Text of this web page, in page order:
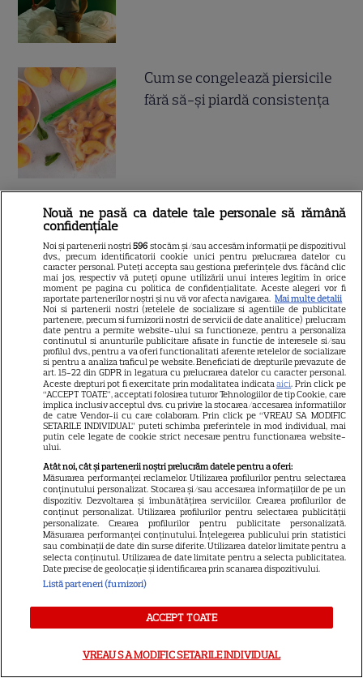
Cum se congelează piersicile
fără să-și piardă consistența
ALTE ARTICOLE
INTERESANTE
HBO
HBO Max, premiere
spectaculoase în august 2026.
„Lanterns”, „După 28 de ani” și
„Sunt un mic ticălos 4” ajung
6
PRIME VIDEO
Premierele Prime Video din
august 2026: „Reacher”
sezonul 4, „Sterling Point” și
noi filme de neratat
DISNEY PLUS
Premiere Disney+ august
Nouă ne pasă ca datele tale personale să rămână
confidențiale
Noi și partenerii noștri596 stocăm și/sau accesăm informații pe dispozitivul
dvs., precum identificatorii cookie unici pentru prelucrarea datelor cu
caracter personal. Puteți accepta sau gestiona preferințele dvs. făcând clic
mai jos, respectiv vă puteți opune utilizării unui interes legitim în orice
moment pe pagina cu politica de confidențialitate. Aceste alegeri vor fi
raportate partenerilor noștri și nu vă vor afecta navigarea. Mai multe detalii
Noi si partenerii nostri (retelele de socializare si agentiile de publicitate
partenere, precum si furnizorii nostri de servicii de date analitice) prelucram
date pentru a permite website-ului sa functioneze, pentru a personaliza
continutul si anunturile publicitare afisate in functie de interesele si/sau
profilul dvs., pentru a va oferi functionalitati aferente retelelor de socializare
si pentru a analiza traficul pe website. Beneficiati de drepturile prevazute de
art. 15-22 din GDPR in legatura cu prelucrarea datelor cu caracter personal.
Aceste drepturi pot fi exercitate prin modalitatea indicataaici. Prin click pe
“ACCEPT TOATE”, acceptati folosirea tuturor Tehnologiilor de tip Cookie, care
implica inclusiv acceptul dvs. cu privire la stocarea/accesarea informatiilor
de catre Vendor-ii cu care colaboram. Prin click pe “VREAU SA MODIFIC
SETARILE INDIVIDUAL” puteti schimba preferintele in mod individual, mai
putin cele legate de cookie strict necesare pentru functionarea website-
ului.
Atât noi, cât și partenerii noștri prelucrăm datele pentru a oferi:
Măsurarea performanței reclamelor. Utilizarea profilurilor pentru selectarea
conținutului personalizat. Stocarea și/sau accesarea informațiilor de pe un
dispozitiv. Dezvoltarea și îmbunătățirea serviciilor. Crearea profilurilor de
conținut personalizat. Utilizarea profilurilor pentru selectarea publicității
personalizate. Crearea profilurilor pentru publicitate personalizată.
Măsurarea performanței conținutului. Înțelegerea publicului prin statistici
sau combinații de date din surse diferite. Utilizarea datelor limitate pentru a
selecta conținutul. Utilizarea de date limitate pentru a selecta publicitatea.
Date precise de geolocație și identificarea prin scanarea dispozitivului.
Listă parteneri (furnizori)
ACCEPT TOATE
VREAU SA MODIFIC SETARILE INDIVIDUAL